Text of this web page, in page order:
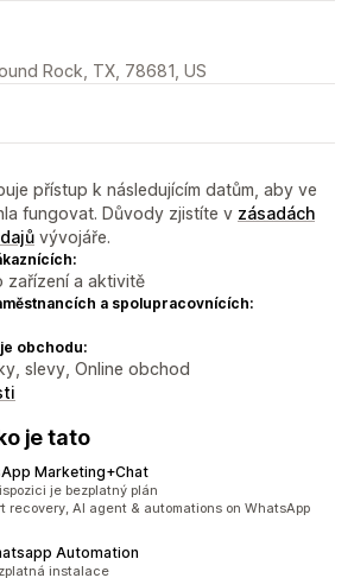
Rock, TX, 78681, US
přístup k následujícím datům, aby ve
fungovat. Důvody zjistíte v zásadách
vývojáře.
zařízení a aktivitě
a spolupracovnících:
obchodu:
slevy, Online obchod
je tato
Marketing+Chat
770
je bezplatný plán
recovery, AI agent & automations on WhatsApp
Automation
instalace